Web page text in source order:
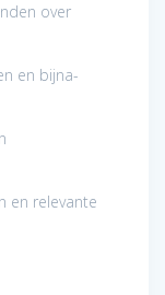
over
en bijna-
en relevante